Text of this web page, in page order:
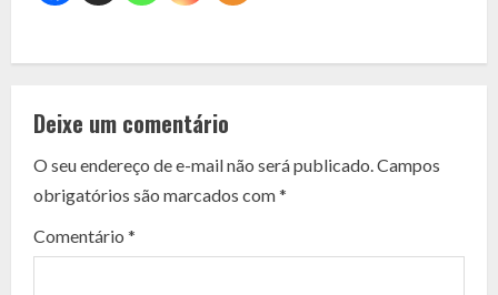
C
n
t
i
Deixe um comentário
O seu endereço de e-mail não será publicado.Campos
obrigatórios são marcados com*
Comentário *